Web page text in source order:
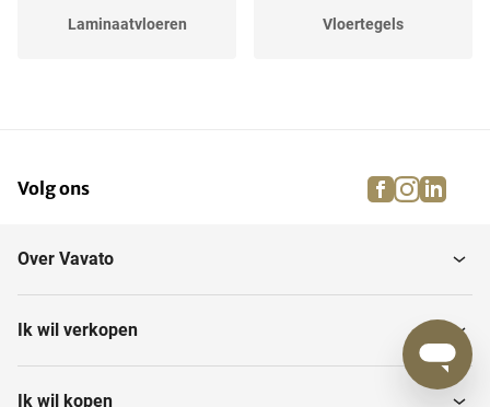
Laminaatvloeren Vloertegels
Kurkvloeren Tapijt
Volg ons facebook
Over Vavato
Ik wil verkopen
Ik wil kopen